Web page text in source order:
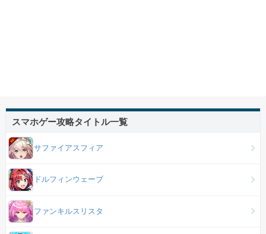
スマホゲー攻略タイトル一覧
サファイアスフィア
ドルフィンウェーブ
ファンキルスリスタ